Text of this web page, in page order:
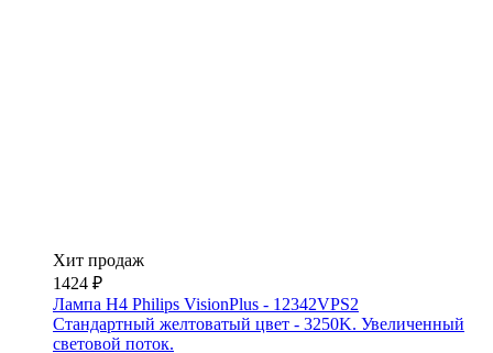
Хит продаж
1424 ₽
Лампа H4 Philips VisionPlus - 12342VPS2
Стандартный желтоватый цвет - 3250K. Увеличенный
световой поток.